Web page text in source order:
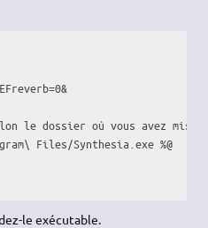
=0&
le dossier où vous avez mis
Files/Synthesia.exe %@
le exécutable.